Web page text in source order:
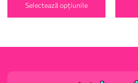
Selectează opțiunile